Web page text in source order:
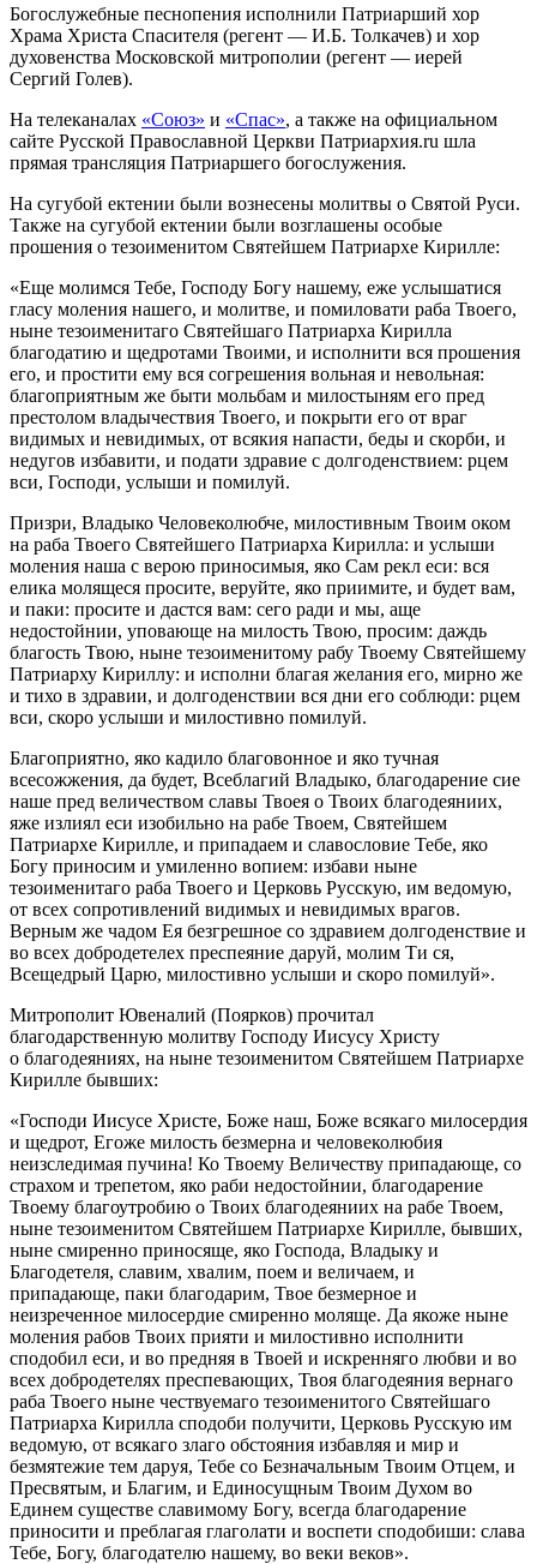
Богослужебные песнопения исполнили Патриарший хор
Храма Христа Спасителя (регент — И.Б. Толкачев) и хор
духовенства Московской митрополии (регент — иерей
Сергий Голев).
На телеканалах «Союз» и «Спас», а также на официальном
сайте Русской Православной Церкви Патриархия.ru шла
прямая трансляция Патриаршего богослужения.
На сугубой ектении были вознесены молитвы о Святой Руси.
Также на сугубой ектении были возглашены особые
прошения о тезоименитом Святейшем Патриархе Кирилле:
«Еще молимся Тебе, Господу Богу нашему, еже услышатися
гласу моления нашего, и молитве, и помиловати раба Твоего,
ныне тезоименитаго Святейшаго Патриарха Кирилла
благодатию и щедротами Твоими, и исполнити вся прошения
его, и простити ему вся согрешения вольная и невольная:
благоприятным же быти мольбам и милостыням его пред
престолом владычествия Твоего, и покрыти его от враг
видимых и невидимых, от всякия напасти, беды и скорби, и
недугов избавити, и подати здравие с долгоденствием: рцем
вси, Господи, услыши и помилуй.
Призри, Владыко Человеколюбче, милостивным Твоим оком
на раба Твоего Святейшего Патриарха Кирилла: и услыши
моления наша с верою приносимыя, яко Сам рекл еси: вся
елика молящеся просите, веруйте, яко приимите, и будет вам,
и паки: просите и дастся вам: сего ради и мы, аще
недостойнии, уповающе на милость Твою, просим: даждь
благость Твою, ныне тезоименитому рабу Твоему Святейшему
Патриарху Кириллу: и исполни благая желания его, мирно же
и тихо в здравии, и долгоденствии вся дни его соблюди: рцем
вси, скоро услыши и милостивно помилуй.
Благоприятно, яко кадило благовонное и яко тучная
всесожжения, да будет, Всеблагий Владыко, благодарение сие
наше пред величеством славы Твоея о Твоих благодеяниих,
яже излиял еси изобильно на рабе Твоем, Святейшем
Патриархе Кирилле, и припадаем и славословие Тебе, яко
Богу приносим и умиленно вопием: избави ныне
тезоименитаго раба Твоего и Церковь Русскую, им ведомую,
от всех сопротивлений видимых и невидимых врагов.
Верным же чадом Ея безгрешное со здравием долгоденствие и
во всех добродетелех преспеяние даруй, молим Ти ся,
Всещедрый Царю, милостивно услыши и скоро помилуй».
Митрополит Ювеналий (Поярков) прочитал
благодарственную молитву Господу Иисусу Христу
о благодеяниях, на ныне тезоименитом Святейшем Патриархе
Кирилле бывших:
«Господи Иисусе Христе, Боже наш, Боже всякаго милосердия
и щедрот, Егоже милость безмерна и человеколюбия
неизследимая пучина! Ко Твоему Величеству припадающе, со
страхом и трепетом, яко раби недостойнии, благодарение
Твоему благоутробию о Твоих благодеяниих на рабе Твоем,
ныне тезоименитом Святейшем Патриархе Кирилле, бывших,
ныне смиренно приносяще, яко Господа, Владыку и
Благодетеля, славим, хвалим, поем и величаем, и
припадающе, паки благодарим, Твое безмерное и
неизреченное милосердие смиренно моляще. Да якоже ныне
моления рабов Твоих прияти и милостивно исполнити
сподобил еси, и во предняя в Твоей и искренняго любви и во
всех добродетелях преспевающих, Твоя благодеяния вернаго
раба Твоего ныне чествуемаго тезоименитого Святейшаго
Патриарха Кирилла сподоби получити, Церковь Русскую им
ведомую, от всякаго злаго обстояния избавляя и мир и
безмятежие тем даруя, Тебе со Безначальным Твоим Отцем, и
Пресвятым, и Благим, и Единосущным Твоим Духом во
Единем существе славимому Богу, всегда благодарение
приносити и преблагая глаголати и воспети сподобиши: слава
Тебе, Богу, благодателю нашему, во веки веков».